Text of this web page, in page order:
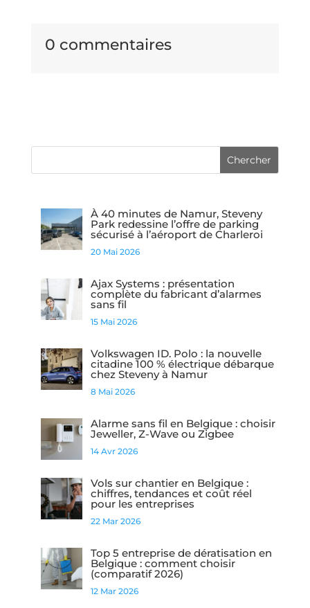
0 commentaires
À 40 minutes de Namur, Steveny
Park redessine l’offre de parking
sécurisé à l’aéroport de Charleroi
20 Mai 2026
Ajax Systems : présentation
complète du fabricant d’alarmes
sans fil
15 Mai 2026
Volkswagen ID. Polo : la nouvelle
citadine 100 % électrique débarque
chez Steveny à Namur
8 Mai 2026
Alarme sans fil en Belgique : choisir
Jeweller, Z-Wave ou Zigbee
14 Avr 2026
Vols sur chantier en Belgique :
chiffres, tendances et coût réel
pour les entreprises
22 Mar 2026
Top 5 entreprise de dératisation en
Belgique : comment choisir
(comparatif 2026)
12 Mar 2026